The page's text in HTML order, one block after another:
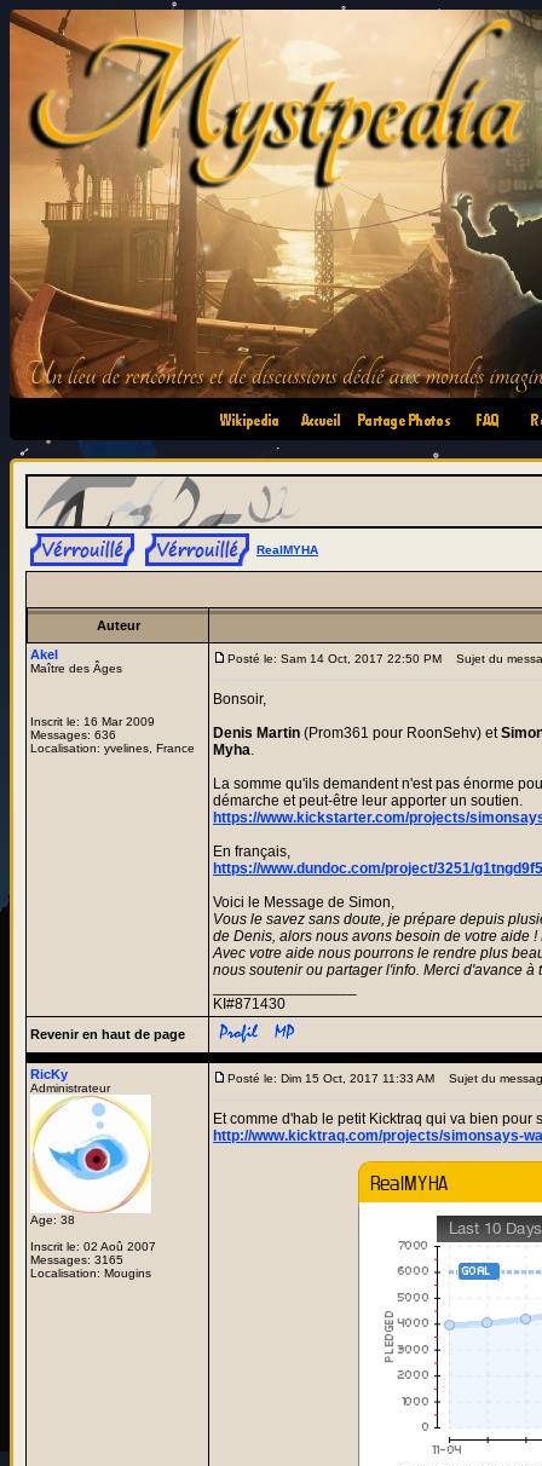
•
RealMYHA
Auteur
Akel
Maître des Âges
Inscrit le: 16 Mar 2009
Messages: 636
Localisation: yvelines, France
Posté le: Sam 14 Oct, 2017 22:50 PM Sujet du
Bonsoir,
Denis Martin (Prom361 pour RoonSehv) et
Myha.
La somme qu'ils demandent n'est pas énorme
démarche et peut-être leur apporter un soutien.
https://www.kickstarter.com/projects/
En français,
https://www.dundoc.com/project/3251/
Voici le Message de Simon,
Vous le savez sans doute, je prépare depuis
de Denis, alors nous avons besoin de votre aide
Avec votre aide nous pourrons le rendre plus
nous soutenir ou partager l'info. Merci d'avance à
KI#871430
Revenir en haut de page
RicKy
Administrateur
Age: 38
Inscrit le: 02 Aoû 2007
Messages: 3165
Localisation: Mougins
Posté le: Dim 15 Oct, 2017 11:33 AM Sujet du
Et comme d'hab le petit Kicktraq qui va bien pour
http://www.kicktraq.com/projects/simonsays-